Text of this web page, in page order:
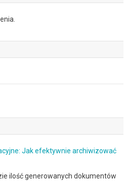
Jak efektywnie archiwizować
ilość generowanych dokumentów